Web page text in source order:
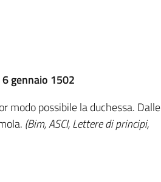
gennaio 1502
modo possibile la duchessa. Dalle
(Bim, ASCI, Lettere di principi,